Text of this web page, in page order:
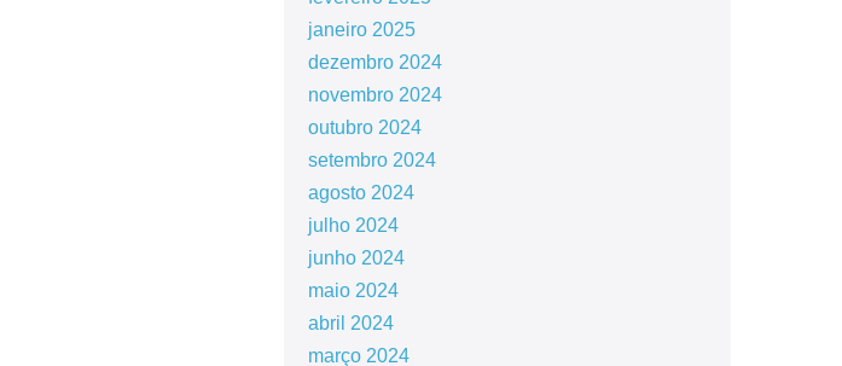
janeiro 2025
dezembro 2024
novembro 2024
outubro 2024
setembro 2024
agosto 2024
julho 2024
junho 2024
maio 2024
abril 2024
março 2024